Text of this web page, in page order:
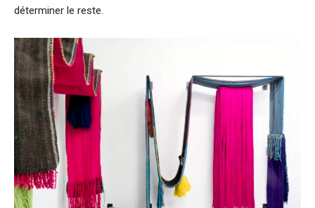
déterminer le reste.